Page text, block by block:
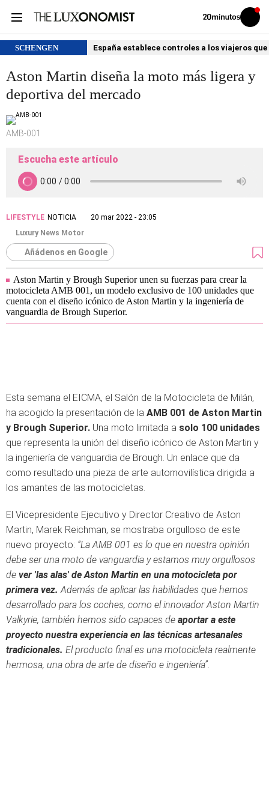
Volver
Iniciar
sesión
SCHENGEN España establece controles a los viajeros
Aston Martin diseña la moto más ligera y
deportiva del mercado
AMB-001
Escucha este artículo
LIFESTYLE NOTICIA
20 mar 2022 - 23:05
Luxury News Motor
Añádenos en Google
Aston Martin y Brough Superior unen su fuerzas para crear la
motocicleta AMB 001, un modelo exclusivo de 100 unidades que
cuenta con el diseño icónico de Aston Martin y la ingeniería de
vanguardia de Brough Superior.
Esta semana el EICMA, el Salón de la Motocicleta de Milán,
ha acogido la presentación de la AMB 001 de Aston Martin
y Brough Superior. Una moto limitada a solo 100 unidades
que representa la unión del diseño icónico de Aston Martin y
la ingeniería de vanguardia de Brough. Un enlace que da
como resultado una pieza de arte automovilística dirigida a
los amantes de las motocicletas.
El Vicepresidente Ejecutivo y Director Creativo de Aston
Martin, Marek Reichman, se mostraba orgulloso de este
nuevo proyecto: “La AMB 001 es lo que en nuestra opinión
debe ser una moto de vanguardia y estamos muy orgullosos
de ver 'las alas' de Aston Martin en una motocicleta por
primera vez. Además de aplicar las habilidades que hemos
desarrollado para los coches, como el innovador Aston Martin
Valkyrie, también hemos sido capaces de aportar a este
proyecto nuestra experiencia en las técnicas artesanales
tradicionales. El producto final es una motocicleta realmente
hermosa, una obra de arte de diseño e ingeniería”.